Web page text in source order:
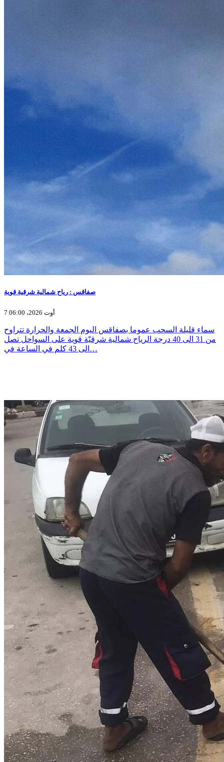
صفاقس : رياح شمالية شرقية قوية
7 أوت 2026، 06:00
سماء قليلة السحب عموما بصفاقس اليوم الجمعة والحرارة تتراوح
من 31 الى 40 درجة الرياح شمالية شرقيّة قوية على السواحل تصل
الى 43 كلم في الساعة في…